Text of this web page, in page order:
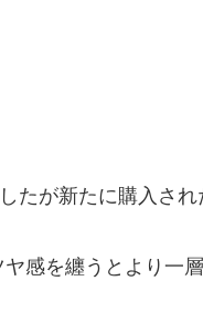
が新たに購入さ
感を纏うとより一